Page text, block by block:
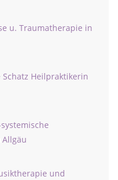
u. Traumatherapie in
Heilpraktikerin
und